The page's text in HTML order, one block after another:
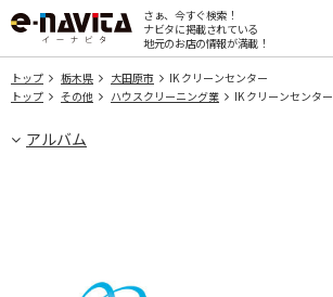
さぁ、今すぐ検索！
ナビタに掲載されている
地元のお店の情報が満載！
トップ 栃木県 大田原市
IK クリーンセンター
トップ
その他 ハウスクリーニング業 IK クリーンセンター
アルバム